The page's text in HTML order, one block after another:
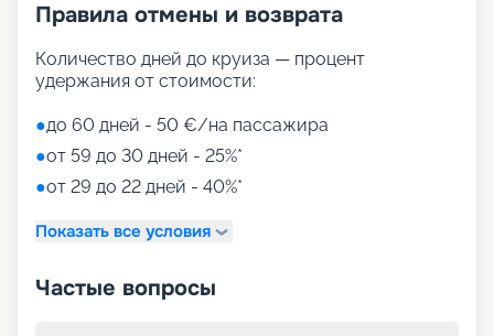
Правила отмены и возврата
Количество дней до круиза — процент
удержания от стоимости:
●до 60 дней - 50 €/на пассажира
●от 59 до 30 дней - 25%*
●от 29 до 22 дней - 40%*
Показать все условия
Частые вопросы